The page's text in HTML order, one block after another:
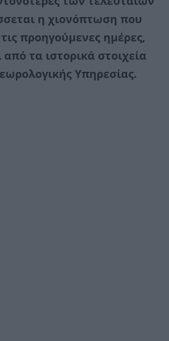
η χιονόπτωση που
προηγούμενες ημέρες,
τα ιστορικά στοιχεία
Υπηρεσίας.